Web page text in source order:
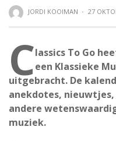
JORDI KOOIMAN · 27
Classics To Go
een Klassieke
uitgebracht. De
anekdotes,
andere
muziek.